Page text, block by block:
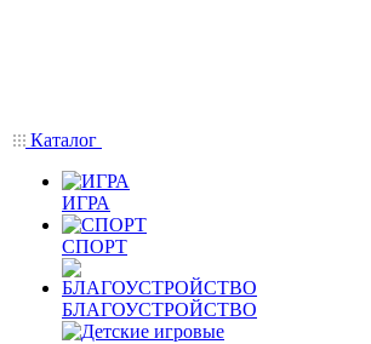
Каталог
ИГРА
СПОРТ
БЛАГОУСТРОЙСТВО